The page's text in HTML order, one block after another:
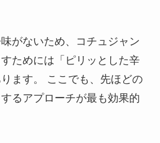
がないため、コチュジャン
ためには「ピリッとした辛
ます。 ここでも、先ほどの
るアプローチが最も効果的